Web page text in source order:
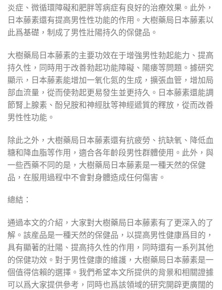
炎症、微循環障礙和肥胖等病症有良好的治療效果。此外，
日本藤素還有提高男性性功能的作用。大樹藥局日本藤素以
此爲基礎，制成了男性壯陽持久的保健品。
大樹藥局日本藤素的主要功效在于增強男性勃起能力、提高
持久性，同時用于改善勃起功能障礙、陽痿等問題。據研究
顯示，日本藤素能增加一氧化氮的生成，擴張血管，增加局
部血流量，從而使勃起更易發生並更持久。日本藤素還能調
節腎上腺素、酚兒胺和神經肽等神經遞質的釋放，從而改善
男性性功能。
除此之外，大樹藥局日本藤素還有抗疲勞、抗缺氧、降低血
糖和降血脂等作用，適合各年齡段男性群體使用。此外，與
一些西藥不同的是，大樹藥局日本藤素是一種天然的保健
品，在服用過程中不會對身體造成任何傷害。
總結：
通過本文的介紹，大家對大樹藥局日本藤素有了更深入的了
解。該産品是一種天然的保健品，以提高男性健康爲目的，
具有顯著的壯陽、提高持久性的作用，同時還有一系列其他
的保健功效。對于男性健康的維護，大樹藥局日本藤素是一
個值得信賴的選擇。我們希望本文所提供的背景和相關證據
可以爲大家提供參考，同時也爲該領域的研究開辟更廣闊的